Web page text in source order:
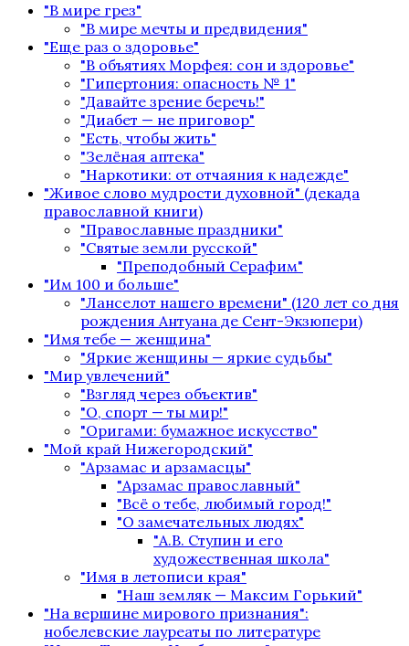
"В мире грез"
"В мире мечты и предвидения"
"Еще раз о здоровье"
"В объятиях Морфея: сон и здоровье"
"Гипертония: опасность № 1"
"Давайте зрение беречь!"
"Диабет — не приговор"
"Есть, чтобы жить"
"Зелёная аптека"
"Наркотики: от отчаяния к надежде"
"Живое слово мудрости духовной" (декада
православной книги)
"Православные праздники"
"Святые земли русской"
"Преподобный Серафим"
"Им 100 и больше"
"Ланселот нашего времени" (120 лет со дня
рождения Антуана де Сент-Экзюпери)
"Имя тебе — женщина"
"Яркие женщины — яркие судьбы"
"Мир увлечений"
"Взгляд через объектив"
"О, спорт — ты мир!"
"Оригами: бумажное искусство"
"Мой край Нижегородский"
"Арзамас и арзамасцы"
"Арзамас православный"
"Всё о тебе, любимый город!"
"О замечательных людях"
"А.В. Ступин и его
художественная школа"
"Имя в летописи края"
"Наш земляк — Максим Горький"
"На вершине мирового признания":
нобелевские лауреаты по литературе